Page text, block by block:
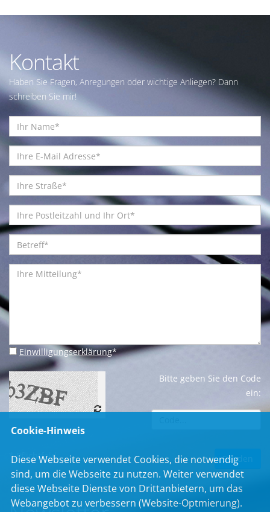
Kontakt
Haben Sie Fragen, Anregungen oder wichtige Anliegen? Dann
schreiben Sie mir!
Einwilligungserklärung*
Bitte geben Sie den Code
ein:
* Pflichtfeld
Cookie-Hinweis
Diese Webseite verwendet Cookies, die notwendig
sind, um die Webseite zu nutzen. Weiter verwendet
diese Webseite Dienste von Drittanbietern, um das
Webangebot zu verbessern (Website-Optmierung).